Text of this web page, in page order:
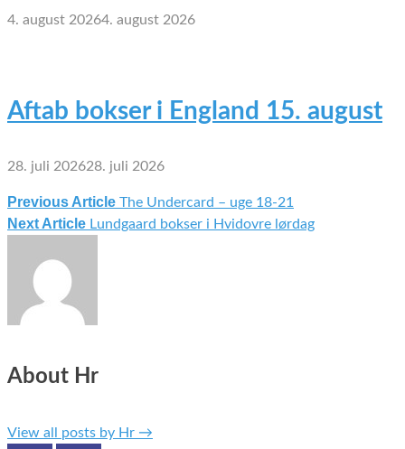
4. august 20264. august 2026
Aftab bokser i England 15. august
28. juli 202628. juli 2026
Indlægsnavigation
Previous Article The Undercard – uge 18-21
Next Article Lundgaard bokser i Hvidovre lørdag
About Hr
View all posts by Hr →